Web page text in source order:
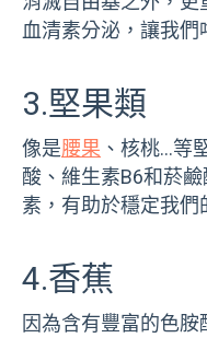
血清素分泌，讓我們
3.堅果類
像是腰果 、核桃…等
酸、維生素B6和菸
素，有助於穩定我們
4.香蕉
因為含有豐富的色